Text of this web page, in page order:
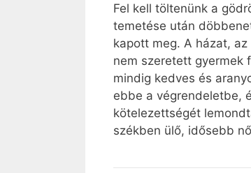
Fel kell töltenünk a
temetése után
kapott meg. A házat,
nem szeretett gyermek
mindig kedves és
ebbe a végrendeletbe,
kötelezettségét
székben ülő, idősebb